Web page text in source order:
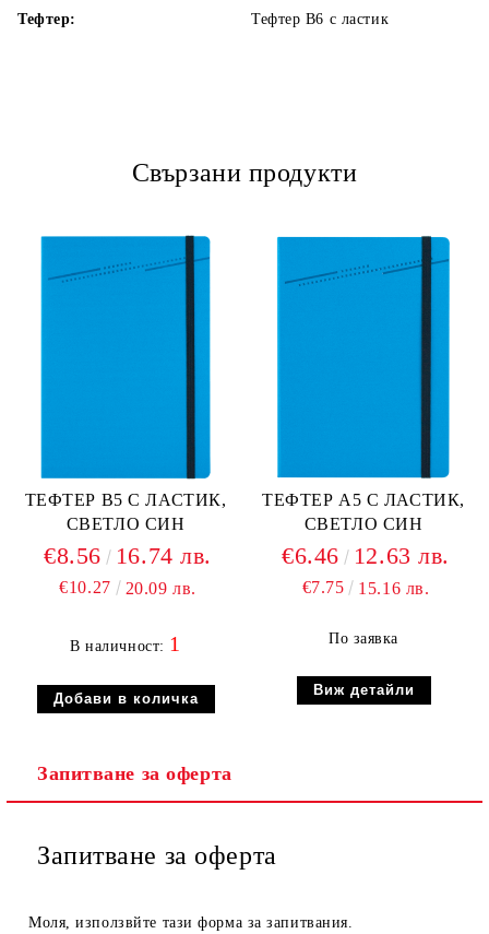
Тефтер:
Тефтер В6 с ластик
Свързани продукти
ТЕФТЕР В5 С ЛАСТИК,
СВЕТЛО СИН
€8.56 16.74 лв.
€10.27 20.09 лв.
В наличност: 1
ТЕФТЕР А5 С ЛАСТИК,
СВЕТЛО СИН
€6.46 12.63 лв.
€7.75 15.16 лв.
По заявка
Виж детайли
Запитване за оферта
Запитване за оферта
Моля, използвйте тази форма за запитвания.